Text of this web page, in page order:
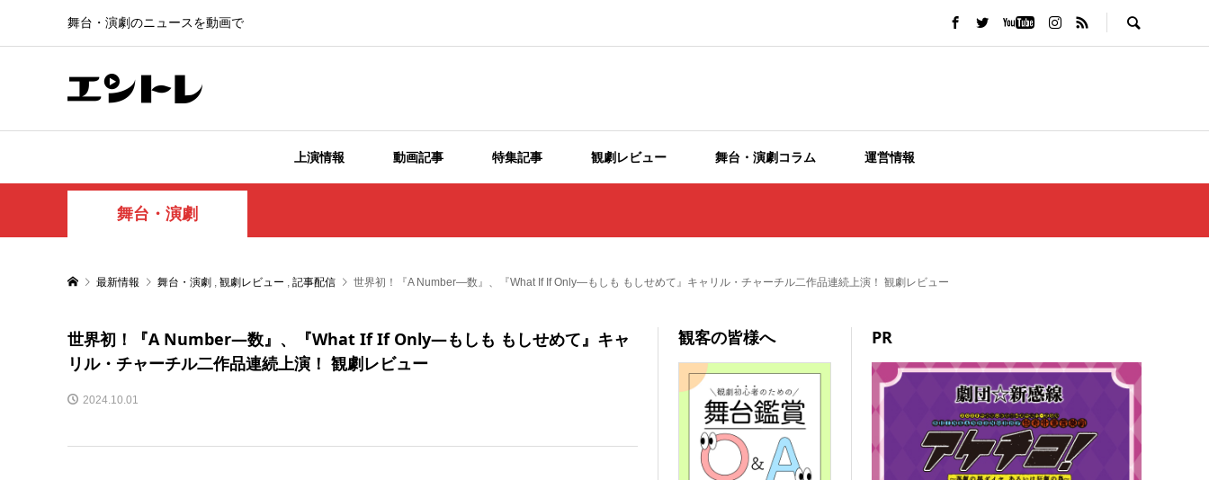
舞台・演劇のニュースを動画で
上演情報 動画記事 特集記事 観劇レビュー 舞台・演劇コラム 運営情報
舞台・演劇
最新情報 舞台・演劇 , 観劇レビュー , 記事配信 世界初！『A Number―数』、『What If If Only―もしも もしせめて』キャリル・チャーチル二作品連続上演！ 観劇レビュー
世界初！『A Number―数』、『What If If Only―もしも もしせめて』キャ
リル・チャーチル二作品連続上演！ 観劇レビュー
2024.10.01
PR
観客の皆様へ